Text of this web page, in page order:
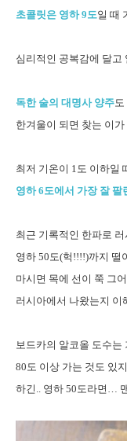
초콜릿은 영하 9도일 때
심리적인 공복감에 달고
독한 술의 대명사 양주도
한겨울이 되면 찾는 이
최저 기온이 1도 이하일
영하 6도에서 가장 잘 팔
최근 기록적인 한파로
영하 50도(헉!!!!)까지 떨
마시면 목에 선이 쭉 그
러시아에서 나왔는지 이
보드카의 알코올 도수는
80도 이상 가는 것도 있
하긴.. 영하 50도라면…